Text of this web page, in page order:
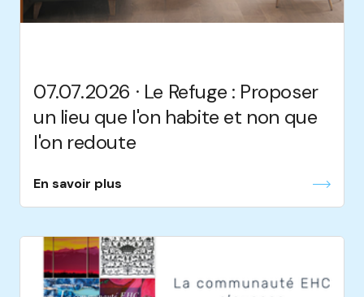
07.07.2026 · Le Refuge : Proposer
un lieu que l'on habite et non que
l'on redoute
En savoir plus